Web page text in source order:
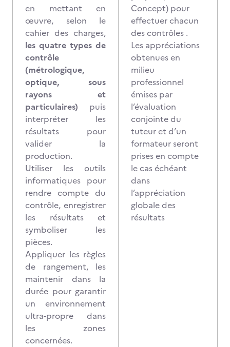
en mettant en
œuvre, selon le
cahier des charges,
les quatre types de
contrôle
(métrologique,
optique, sous
rayons et
particulaires)
puis
interpréter les
résultats pour
valider la
production.
Utiliser les outils
informatiques pour
rendre compte du
contrôle, enregistrer
les résultats et
symboliser les
pièces.
Appliquer les règles
de rangement, les
maintenir dans la
durée pour garantir
un environnement
ultra-propre dans
les zones
concernées.
Concept) pour
effectuer chacun
des contrôles .
Les appréciations
obtenues en
milieu
professionnel
émises par
l’évaluation
conjointe du
tuteur et d’un
formateur seront
prises en compte
le cas échéant
dans
l’appréciation
globale des
résultats